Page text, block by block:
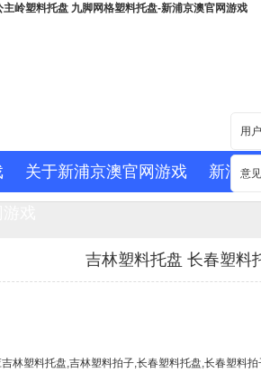
岭塑料托盘 九脚网格塑料托盘-新浦京澳官网游戏
用
意
关于新浦京澳官网游戏 新浦
吉林塑料托盘 长春塑料
林塑料托盘,吉林塑料拍子,长春塑料托盘,长春塑料